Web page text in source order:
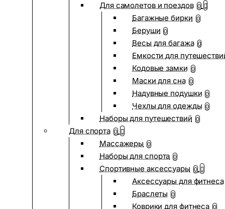
Для самолетов и поездов 0
Багажные бирки 0
Беруши 0
Весы для багажа 0
Емкости для
Кодовые замки 0
Маски для сна 0
Надувные подушки 0
Чехлы для одежды 0
Наборы для путешествий 0
Для спорта 0
Массажеры 0
Наборы для спорта 0
Спортивные аксессуары 0
Аксессуары для фитнеса
Браслеты 0
Коврики для фитнеса 0